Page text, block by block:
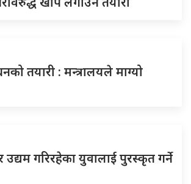
तयारी : मन्त्रालयले माग्यो
उद्यम गरिरहेका युवालाई पुरस्कृत गर्ने